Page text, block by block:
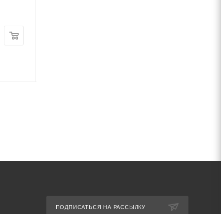
ПОДПИСАТЬСЯ НА РАССЫЛКУ